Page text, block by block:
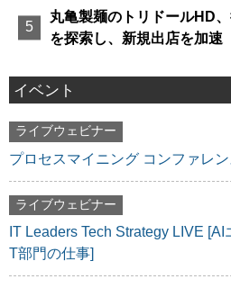
丸亀製麺のトリドールHD
を探索し、新規出店を加速
イベント
ライブウェビナー
プロセスマイニング コンファレ
ライブウェビナー
IT Leaders Tech Strategy LIVE
T部門の仕事]